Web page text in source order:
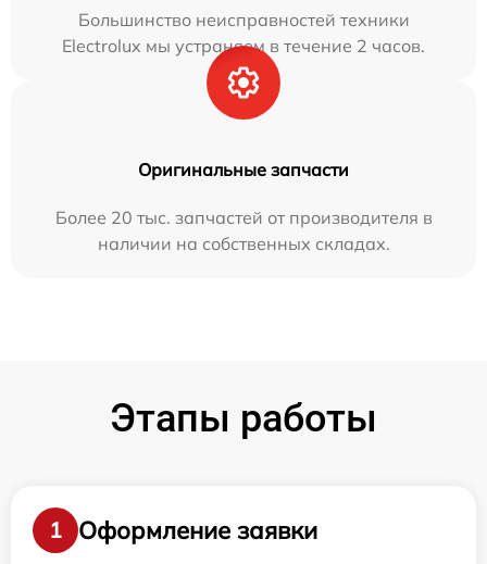
Большинство неисправностей техники
Electrolux мы устраняем в течение 2 часов.
Оригинальные запчасти
Более 20 тыс. запчастей от производителя в
наличии на собственных складах.
Этапы работы
1
Оформление заявки